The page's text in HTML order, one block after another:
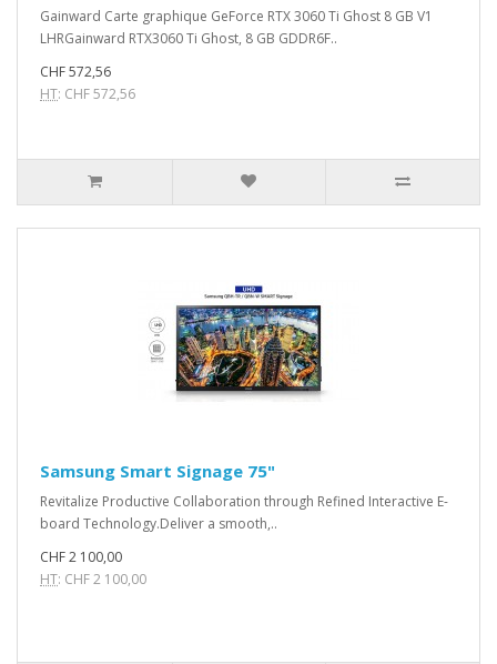
Gainward Carte graphique GeForce RTX 3060 Ti Ghost 8 GB V1
LHRGainward RTX3060 Ti Ghost, 8 GB GDDR6F..
CHF 572,56
HT: CHF 572,56
Samsung Smart Signage 75"
Revitalize Productive Collaboration through Refined Interactive E-
board Technology.Deliver a smooth,..
CHF 2 100,00
HT: CHF 2 100,00